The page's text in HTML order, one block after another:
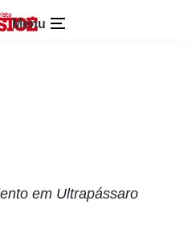
Menu
em Ultrapássaro